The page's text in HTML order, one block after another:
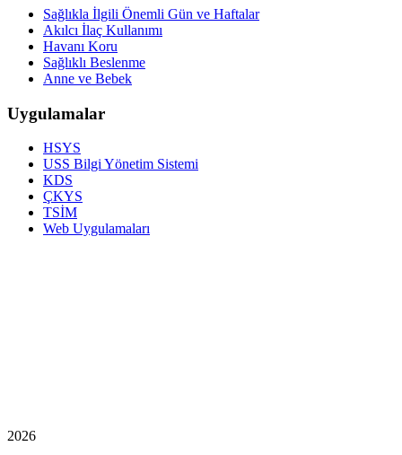
Sağlıkla İlgili Önemli Gün ve Haftalar
Akılcı İlaç Kullanımı
Havanı Koru
Sağlıklı Beslenme
Anne ve Bebek
Uygulamalar
HSYS
USS Bilgi Yönetim Sistemi
KDS
ÇKYS
TSİM
Web Uygulamaları
2026